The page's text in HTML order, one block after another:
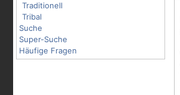
Traditionell
Tribal
Suche
Super-Suche
Häufige Fragen